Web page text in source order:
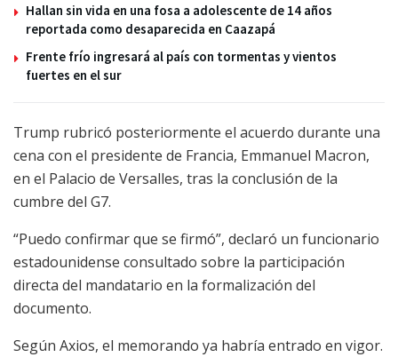
Hallan sin vida en una fosa a adolescente de 14 años
reportada como desaparecida en Caazapá
Frente frío ingresará al país con tormentas y vientos
fuertes en el sur
Trump rubricó posteriormente el acuerdo durante una
cena con el presidente de Francia, Emmanuel Macron,
en el Palacio de Versalles, tras la conclusión de la
cumbre del G7.
“Puedo confirmar que se firmó”, declaró un funcionario
estadounidense consultado sobre la participación
directa del mandatario en la formalización del
documento.
Según Axios, el memorando ya habría entrado en vigor.